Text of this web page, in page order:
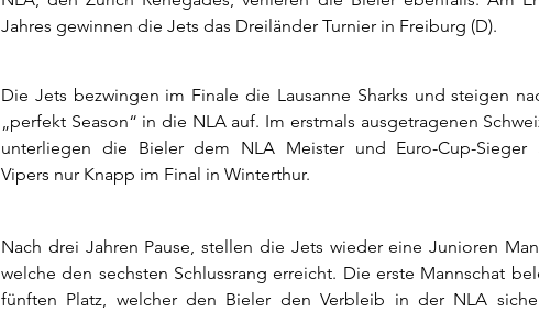
Jahres gewinnen die Jets das Dreiländer Turnier in Freiburg (D).
Die Jets bezwingen im Finale die Lausanne Sharks und steigen
„perfekt Season“ in die NLA auf. Im erstmals ausgetragenen
unterliegen die Bieler dem NLA Meister und Euro-Cup-Sieger
Vipers nur Knapp im Final in Winterthur.
Nach drei Jahren Pause, stellen die Jets wieder eine Junioren
welche den sechsten Schlussrang erreicht. Die erste Mannschat
fünften Platz, welcher den Bieler den Verbleib in der NLA